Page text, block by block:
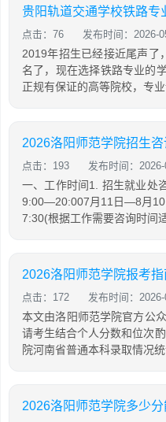
贵阳轨道交通学校铁路专
点击：76 发布时间：2026-
2019年招生已经接近尾声了
名了，现在选择铁路专业的
正规有保证的高等院校，专
2026洛阳师范学院招生
点击：193 发布时间：
一、工作时间1. 招生就业处
9:00—20:007月11日—8月
7:30(根据工作需要咨询时间
2026洛阳师范学院报考指
点击：172 发布时间：
本文由洛阳师范学院官方公
请考生结合个人分数和位次
院河南省普通本科录取情况
2026洛阳师范学院多少分